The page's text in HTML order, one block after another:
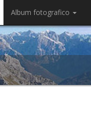
Album fotografico